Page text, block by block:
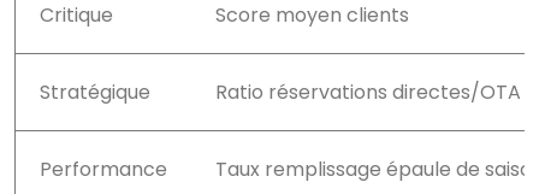
Critique Score moyen clients
Stratégique Ratio réservations directes/OTA
Performance Taux remplissage épaule de